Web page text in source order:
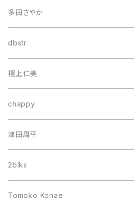
多田さやか
dbstr
檀上仁美
chappy
津田周平
2blks
Tomoko Konae